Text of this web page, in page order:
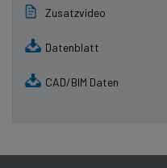
Zusatzvideo
Datenblatt
CAD/BIM Daten